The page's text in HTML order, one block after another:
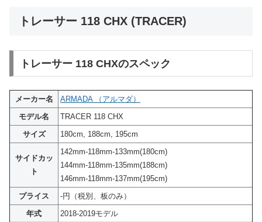
トレーサー 118 CHX (TRACER)
トレーサー 118 CHXのスペック
メーカー名
ARMADA （アルマダ）
モデル名
TRACER 118 CHX
サイズ
180cm, 188cm, 195cm
サイドカッ
ト
142mm-118mm-133mm(180cm)
144mm-118mm-135mm(188cm)
146mm-118mm-137mm(195cm)
プライス
-円（税別、板のみ）
年式
2018-2019モデル